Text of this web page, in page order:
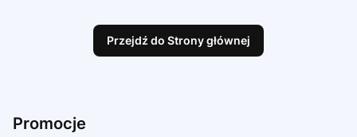
Przejdź do Strony głównej
Promocje